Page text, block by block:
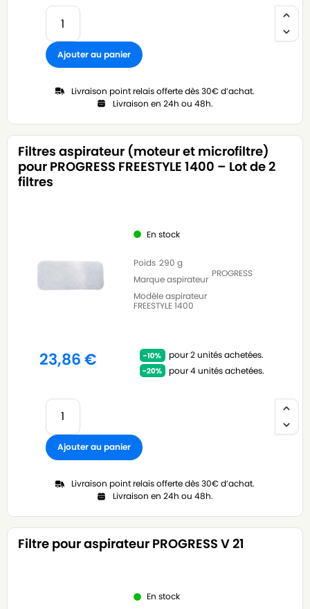
Ajouter au panier
Livraison point relais offerte dès 30€ d’achat.
Livraison en 24h ou 48h.
Filtres aspirateur (moteur et microfiltre)
pour PROGRESS FREESTYLE 1400 – Lot de 2
filtres
En stock
Poids 290 g
Marque aspirateur
PROGRESS
Modèle aspirateur
FREESTYLE 1400
23,86€
pour 2 unités achetées.
pour 4 unités achetées.
Ajouter au panier
Livraison point relais offerte dès 30€ d’achat.
Livraison en 24h ou 48h.
Filtre pour aspirateur PROGRESS V 21
En stock